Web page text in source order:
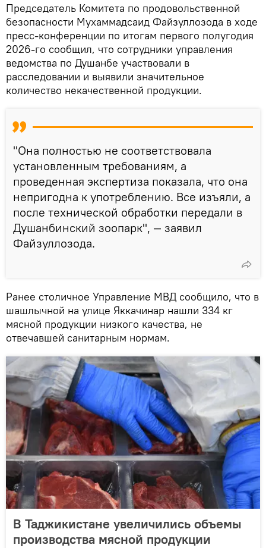
Председатель Комитета по продовольственной
безопасности Мухаммадсаид Файзуллозода в ходе
пресс-конференции по итогам первого полугодия
2026-го сообщил, что сотрудники управления
ведомства по Душанбе участвовали в
расследовании и выявили значительное
количество некачественной продукции.
"Она полностью не соответствовала
установленным требованиям, а
проведенная экспертиза показала, что она
непригодна к употреблению. Все изъяли, а
после технической обработки передали в
Душанбинский зоопарк", — заявил
Файзуллозода.
Ранее столичное Управление МВД сообщило, что в
шашлычной на улице Яккачинар нашли 334 кг
мясной продукции низкого качества, не
отвечавшей санитарным нормам.
В Таджикистане увеличились объемы
производства мясной продукции